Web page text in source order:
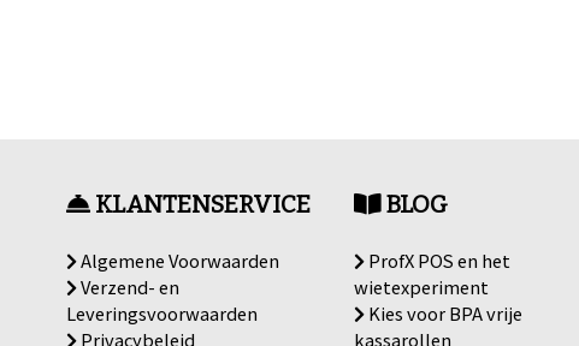
KLANTENSERVICE
Algemene Voorwaarden
Verzend- en
Leveringsvoorwaarden
Privacybeleid
BLOG
ProfX POS en het
wietexperiment
Kies voor BPA vrije
kassarollen